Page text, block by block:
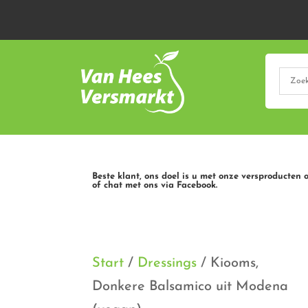
Beste klant, ons doel is u met onze
of chat met ons via Facebook.
Start / Dressings / Kiooms,
Donkere Balsamico uit Modena